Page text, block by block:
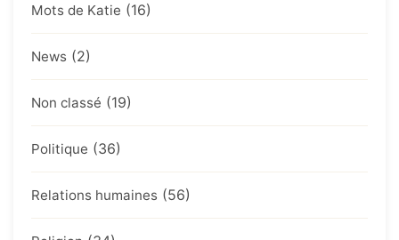
Mots de Katie (16)
News (2)
Non classé (19)
Politique (36)
Relations humaines (56)